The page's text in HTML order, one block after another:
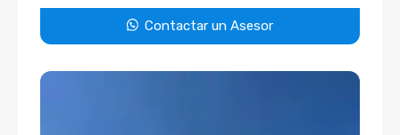
Contactar un Asesor